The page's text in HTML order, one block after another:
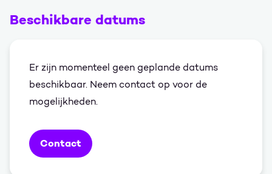
Beschikbare datums
Er zijn momenteel geen geplande datums
beschikbaar. Neem contact op voor de
mogelijkheden.
Contact